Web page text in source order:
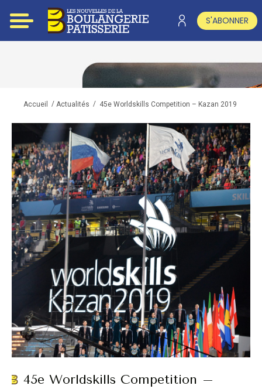
S'ABONNER
Accueil / Actualités / 45e Worldskills Competition – Kazan 2019
45e Worldskills Competition –